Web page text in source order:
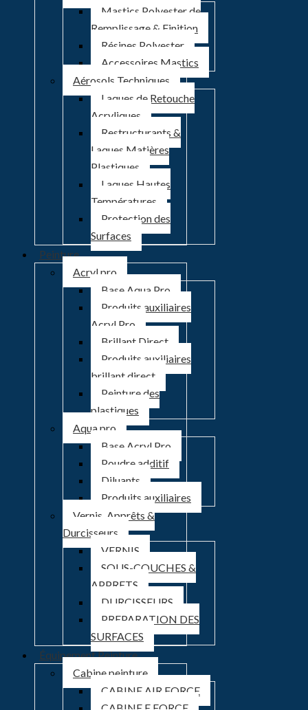
Mastics Polyester de
Remplissage & Finition
Résines Polyester
Accessoires Mastics
Aérosols Techniques
Laques de Retouche
Acryliques
Restructurants &
Laques Matières
Plastiques
Laques Hautes
Températures
Protection des
Surfaces
Peinture
Acryl pro
Base Aqua Pro
Produits auxiliaires
Acryl Pro
Brillant Direct
Produits auxiliaires
brillant direct
Peinture des
plastiques
Aqua pro
Base Acryl Pro
Poudre additif
Diluants
Produits auxiliaires
Vernis, Apprêts &
Durcisseurs
VERNIS
SOUS-COUCHES &
APPRETS
DURCISSEURS
PREPARATION DES
SURFACES
Équipement Peinture
Cabine peinture
CABINE AIR FORCE